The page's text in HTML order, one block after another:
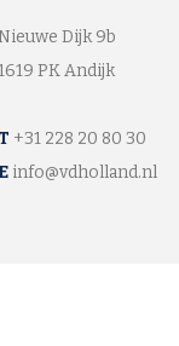
Dijk 9b
PK Andijk
T +31 228 20 80 30
E info@vdholland.nl